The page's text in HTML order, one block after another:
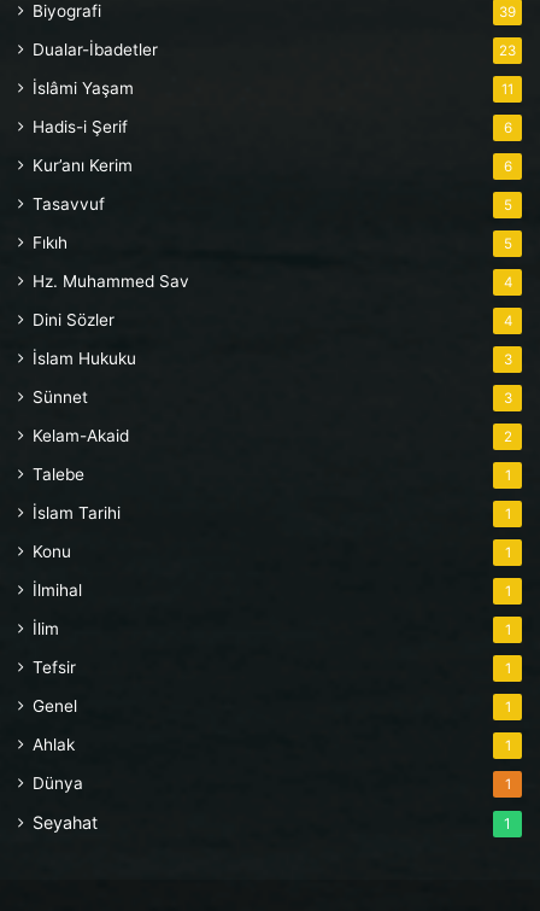
Biyografi 39
Dualar-İbadetler 23
İslâmi Yaşam 11
Hadis-i Şerif 6
Kur’anı Kerim 6
Tasavvuf 5
Fıkıh 5
Hz. Muhammed Sav 4
Dini Sözler 4
İslam Hukuku 3
Sünnet 3
Kelam-Akaid 2
Talebe 1
İslam Tarihi 1
Konu 1
İlmihal 1
İlim 1
Tefsir 1
Genel 1
Ahlak 1
Dünya 1
Seyahat 1